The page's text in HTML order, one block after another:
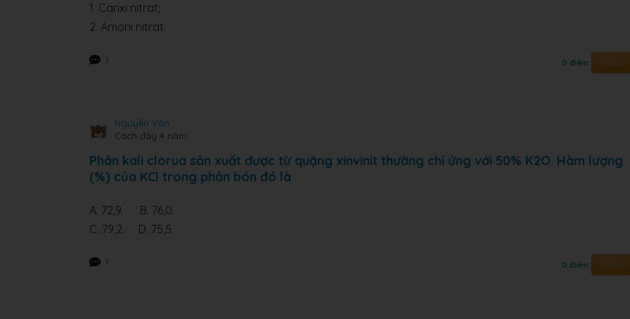
1. Canxi nitrat;
2. Amoni nitrat.
1 0 điểm Trả lời
Nguyễn Vân
Cách đây 4 năm
Phân kali clorua sản xuất được từ quặng xinvinit thường chỉ ứng với 50% K2O. Hàm lượng
(%) của KCl trong phân bón đó là
A. 72,9. B. 76,0.
C. 79,2. D. 75,5.
1 0 điểm Trả lời